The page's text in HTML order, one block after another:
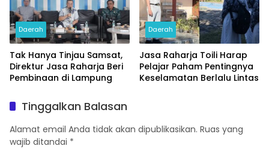
Daerah
Tak Hanya Tinjau Samsat,
Direktur Jasa Raharja Beri
Pembinaan di Lampung
Daerah
Jasa Raharja Toili Harap
Pelajar Paham Pentingnya
Keselamatan Berlalu Lintas
Tinggalkan Balasan
Alamat email Anda tidak akan dipublikasikan. Ruas yang
wajib ditandai *